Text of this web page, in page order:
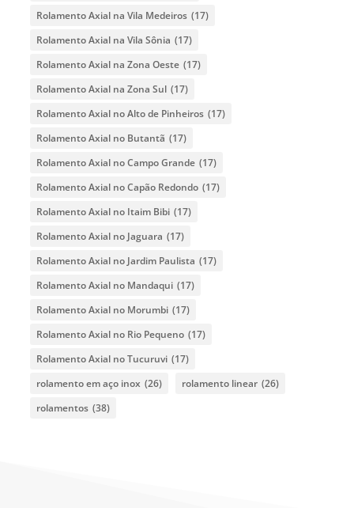
Rolamento Axial na Vila Medeiros (17)
Rolamento Axial na Vila Sônia (17)
Rolamento Axial na Zona Oeste (17)
Rolamento Axial na Zona Sul (17)
Rolamento Axial no Alto de Pinheiros (17)
Rolamento Axial no Butantã (17)
Rolamento Axial no Campo Grande (17)
Rolamento Axial no Capão Redondo (17)
Rolamento Axial no Itaim Bibi (17)
Rolamento Axial no Jaguara (17)
Rolamento Axial no Jardim Paulista (17)
Rolamento Axial no Mandaqui (17)
Rolamento Axial no Morumbi (17)
Rolamento Axial no Rio Pequeno (17)
Rolamento Axial no Tucuruvi (17)
rolamento em aço inox (26) rolamento linear (26)
rolamentos (38)